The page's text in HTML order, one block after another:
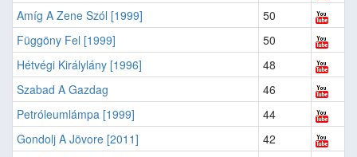
Amíg A Zene Szól [1999]
50
Függöny Fel [1999]
50
Hétvégi Királylány [1996]
48
Szabad A Gazdag
46
Petróleumlámpa [1999]
44
Gondolj A Jövore [2011]
42